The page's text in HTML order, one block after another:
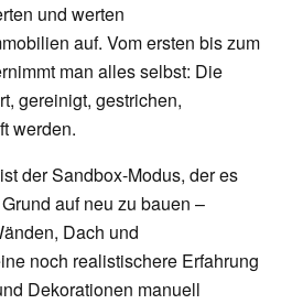
und werten
auf. Vom ersten bis zum
man alles selbst: Die
gereinigt, gestrichen,
werden.
der Sandbox-Modus, der es
auf neu zu bauen –
Dach und
noch realistischere Erfahrung
Dekorationen manuell